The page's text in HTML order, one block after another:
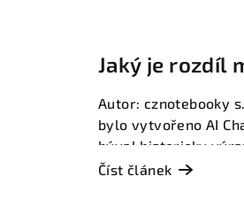
s
n
o
t
Jaký je rozdíl
proč na tom
Autor: cznotebooky
bylo vytvořeno AI
býval historicky
Číst článek